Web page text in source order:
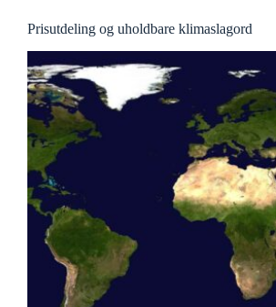
Prisutdeling og uholdbare klimaslagord